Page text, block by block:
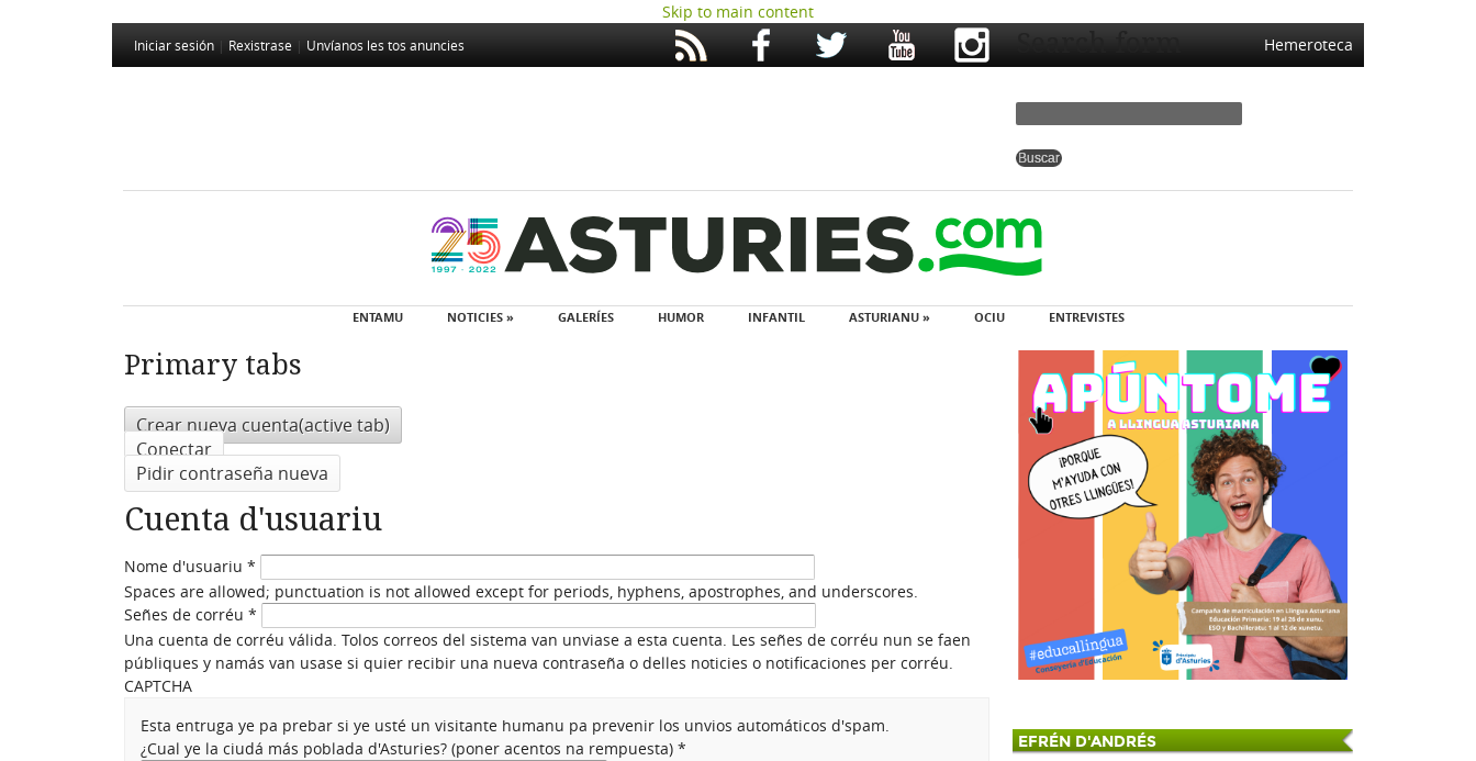
Skip to main content
Iniciar sesión Rexistrase Unvíanos les tos anuncies Hemeroteca
Search form
ENTAMU NOTICIES » GALERÍES HUMOR INFANTIL ASTURIANU » OCIU ENTREVISTES
Primary tabs
Crear nueva cuenta(active tab)
Conectar
Pidir contraseña nueva
Cuenta d'usuariu
Nome d'usuariu *
Spaces are allowed; punctuation is not allowed except for periods, hyphens, apostrophes, and underscores.
Señes de corréu *
Una cuenta de corréu válida. Tolos correos del sistema van unviase a esta cuenta. Les señes de corréu nun se faen
públiques y namás van usase si quier recibir una nueva contraseña o delles noticies o notificaciones per corréu.
CAPTCHA
Esta entruga ye pa prebar si ye usté un visitante humanu pa prevenir los unvios automáticos d'spam.
¿Cual ye la ciudá más poblada d'Asturies? (poner acentos na rempuesta)* EFRÉN D'ANDRÉS